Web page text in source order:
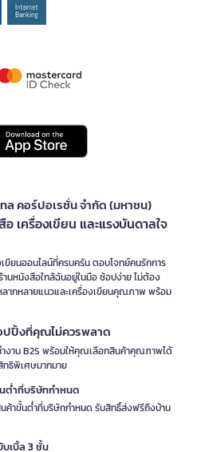
ทล คอร์ปอเรชั่น จำกัด (มหาชน)
เครื่องเขียน และแรงบันดาลใจ
ขียนออนไลน์ที่ครบครัน ตอบโจทย์คนรักการ
นหนังสือใกล้ฉันอยู่ในมือ ช้อปง่าย ไม่ต้อง
ากหลายแนวและเครื่องเขียนคุณภาพ พร้อม
ปปิ้งที่คุณไม่ควรพลาด
งาน B2S พร้อมให้คุณเลือกสินค้าคุณภาพได้
ทธิพิเศษมากมาย
ต่ำที่บริษัทกำหนด
ค้าขั้นต่ำที่บริษัทกำหนด รับสิทธิ์ส่งฟรีถึงบ้าน
เบิ้ล 3 ชั้น